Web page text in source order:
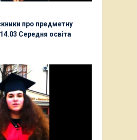
про предметну
Середня освіта